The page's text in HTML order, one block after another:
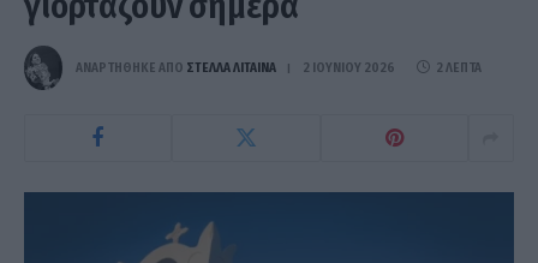
ΑΝΑΡΤΗΘΗΚΕ ΑΠΟ ΣΤΈΛΛΑ ΛΊΤΑΙΝΑ 2 ΙΟΥΝΊΟΥ 2026 2 ΛΕΠΤΆ